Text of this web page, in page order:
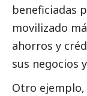
beneficiadas
movilizado
ahorros y
sus negocios
Otro